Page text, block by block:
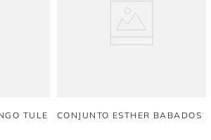
TULE
CONJUNTO ESTHER BABADOS